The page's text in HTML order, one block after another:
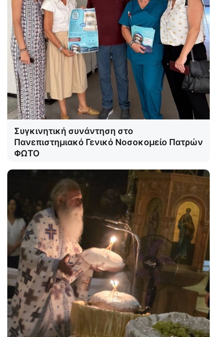
Συγκινητική συνάντηση στο
Πανεπιστημιακό Γενικό Νοσοκομείο Πατρών
ΦΩΤΟ